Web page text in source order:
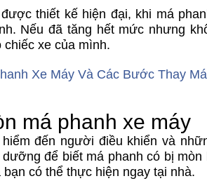
thiết kế hiện đại, khi má
Nếu đã tăng hết mức nhưng
chiếc xe của mình.
Xe Máy Và Các Bước Thay
má phanh xe máy
đến người điều khiển và
để biết má phanh có bị
có thể thực hiện ngay tại nhà.